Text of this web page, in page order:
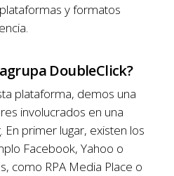
y formatos
DoubleClick?
plataforma, demos una
involucrados en una
primer lugar, existen los
Facebook, Yahoo o
como RPA Media Place o